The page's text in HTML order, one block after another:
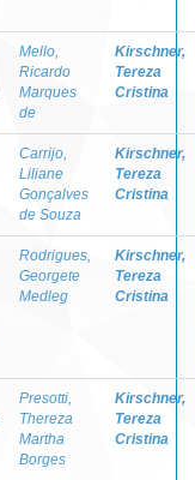
Mello,
Ricardo
Marques
de
Kirschner,
Tereza
Cristina
Carrijo,
Liliane
Gonçalves
de Souza
Kirschner,
Tereza
Cristina
Rodrigues,
Georgete
Medleg
Kirschner,
Tereza
Cristina
Presotti,
Thereza
Martha
Borges
Kirschner,
Tereza
Cristina